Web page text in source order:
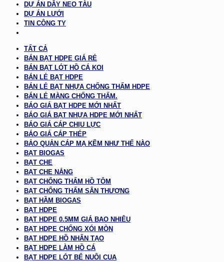
DỰ ÁN DÂY NEO TÀU
DỰ ÁN LƯỚI
TIN CÔNG TY
TẤT CẢ
BÁN BẠT HDPE GIÁ RẺ
BÁN BẠT LÓT HỒ CÁ KOI
BÁN LẺ BẠT HDPE
BÁN LẺ BẠT NHỰA CHỐNG THẤM HDPE
BÁN LẺ MÀNG CHỐNG THẤM.
BÁO GIÁ BẠT HDPE MỚI NHẤT
BÁO GIÁ BẠT NHỰA HDPE MỚI NHẤT
BÁO GIÁ CÁP CHỊU LỰC
BÁO GIÁ CÁP THÉP
BẢO QUẢN CÁP MẠ KẼM NHƯ THẾ NÀO
BẠT BIOGAS
BẠT CHE
BẠT CHE NẮNG
BẠT CHỐNG THẤM HỒ TÔM
BẠT CHỐNG THẤM SÂN THƯỢNG
BẠT HẦM BIOGAS
BẠT HDPE
BẠT HDPE 0.5MM GIÁ BAO NHIÊU
BẠT HDPE CHỐNG XÓI MÒN
BẠT HDPE HỒ NHÂN TẠO
BẠT HDPE LÀM HỒ CÁ
BẠT HDPE LÓT BỂ NUÔI CUA